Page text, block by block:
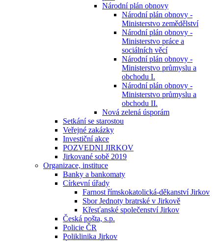
Národní plán obnovy
Národní plán obnovy -
Ministerstvo zemědělství
Národní plán obnovy -
Ministerstvo práce a
sociálních věcí
Národní plán obnovy -
Ministerstvo průmyslu a
obchodu I.
Národní plán obnovy -
Ministerstvo průmyslu a
obchodu II.
Nová zelená úsporám
Setkání se starostou
Veřejné zakázky
Investiční akce
POZVEDNI JIRKOV
Jirkované sobě 2019
Organizace, instituce
Banky a bankomaty
Církevní úřady
Farnost římskokatolická-děkanství Jirkov
Sbor Jednoty bratrské v Jirkově
Křesťanské společenství Jirkov
Česká pošta, s.p.
Policie ČR
Poliklinika Jirkov